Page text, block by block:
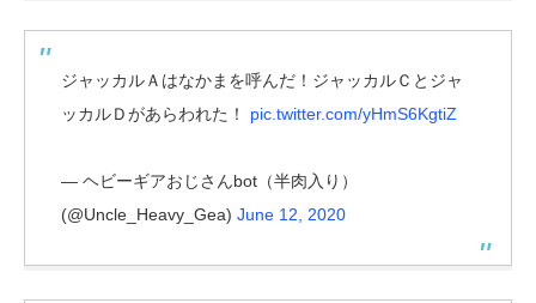
ジャッカルＡはなかまを呼んだ！ジャッカルＣとジャ
ッカルＤがあらわれた！ pic.twitter.com/yHmS6KgtiZ
— ヘビーギアおじさんbot（半肉入り）
(@Uncle_Heavy_Gea) June 12, 2020